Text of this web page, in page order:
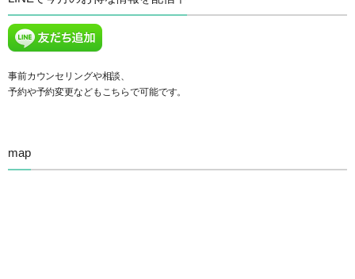
事前カウンセリングや相談、
予約や予約変更などもこちらで可能です。
map